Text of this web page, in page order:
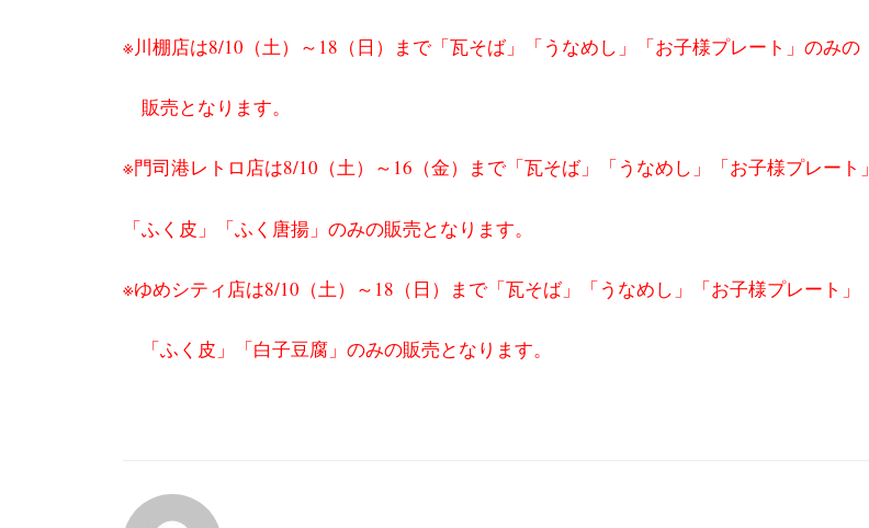
※川棚店は8/10（土）～18（日）まで「瓦そば」「うなめし」「お子様プレート」のみの
販売となります。
※門司港レトロ店は8/10（土）～16（金）まで「瓦そば」「うなめし」「お子様プレート」
「ふく皮」「ふく唐揚」のみの販売となります。
※ゆめシティ店は8/10（土）～18（日）まで「瓦そば」「うなめし」「お子様プレート」
「ふく皮」「白子豆腐」のみの販売となります。